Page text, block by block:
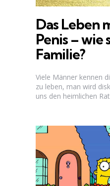
Das Leben
Penis – wie
Familie?
Viele Männer kennen
zu leben, man wird
uns den heimlichen